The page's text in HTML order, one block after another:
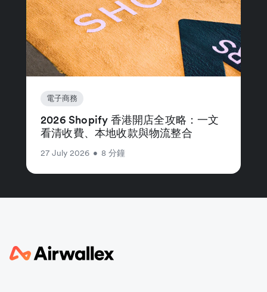
電子商務
2026 Shopify 香港開店全攻略：一文
看清收費、本地收款與物流整合
27 July 2026 • 8 分鐘